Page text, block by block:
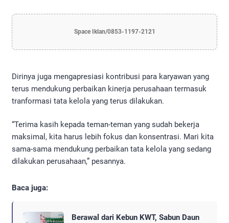
Space Iklan/0853-1197-2121
Dirinya juga mengapresiasi kontribusi para karyawan yang
terus mendukung perbaikan kinerja perusahaan termasuk
tranformasi tata kelola yang terus dilakukan.
“Terima kasih kepada teman-teman yang sudah bekerja
maksimal, kita harus lebih fokus dan konsentrasi. Mari kita
sama-sama mendukung perbaikan tata kelola yang sedang
dilakukan perusahaan,” pesannya.
Baca juga:
Berawal dari Kebun KWT, Sabun Daun